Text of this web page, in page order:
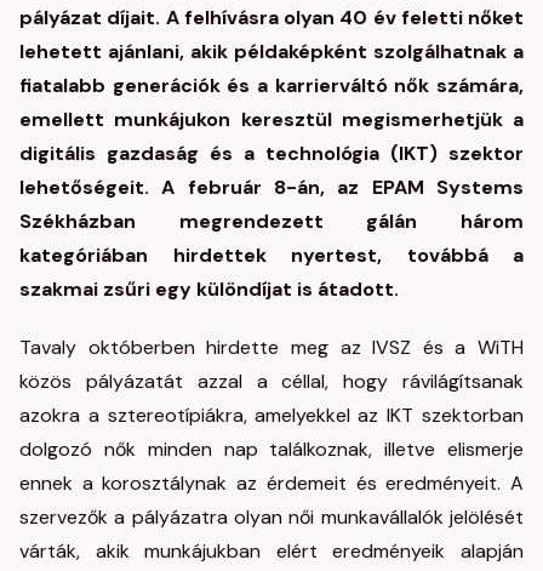
pályázat díjait. A felhívásra olyan 40 év feletti nőket
lehetett ajánlani, akik példaképként szolgálhatnak a
fiatalabb generációk és a karrierváltó nők számára,
emellett munkájukon keresztül megismerhetjük a
digitális gazdaság és a technológia (IKT) szektor
lehetőségeit. A február 8-án, az EPAM Systems
Székházban megrendezett gálán három
kategóriában hirdettek nyertest, továbbá a
szakmai zsűri egy különdíjat is átadott.
Tavaly októberben hirdette meg az IVSZ és a WiTH
közös pályázatát azzal a céllal, hogy rávilágítsanak
azokra a sztereotípiákra, amelyekkel az IKT szektorban
dolgozó nők minden nap találkoznak, illetve elismerje
ennek a korosztálynak az érdemeit és eredményeit. A
szervezők a pályázatra olyan női munkavállalók jelölését
várták, akik munkájukban elért eredményeik alapján